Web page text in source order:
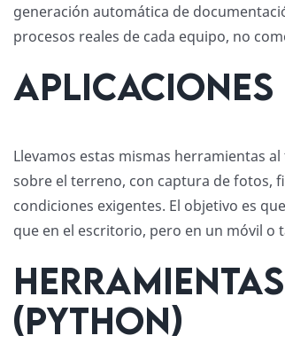
generación automática de
procesos reales de cada equipo, no
Aplicaciones
Llevamos estas mismas herramientas
sobre el terreno, con captura de fotos,
condiciones exigentes. El objetivo es
que en el escritorio, pero en un móvil o
(Python)